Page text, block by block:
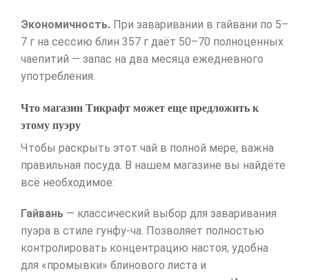
Экономичность. При заваривании в гайвани по 5–
7 г на сессию блин 357 г даёт 50–70 полноценных
чаепитий — запас на два месяца ежедневного
употребления.
Что магазин Тикрафт может еще предложить к
этому пуэру
Чтобы раскрыть этот чай в полной мере, важна
правильная посуда. В нашем магазине вы найдёте
всё необходимое:
Гайвань — классический выбор для заваривания
пуэра в стиле гунфу-ча. Позволяет полностью
контролировать концентрацию настоя, удобна
для «промывки» блинового листа и